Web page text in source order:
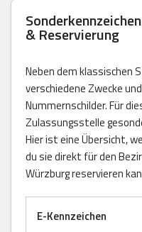
& Reservierung
Neben dem klassischen
verschiedene Zwecke
Nummernschilder. Für
Zulassungsstelle
Hier ist eine Übersicht,
du sie direkt für den
Würzburg reservieren
E-Kennzeichen